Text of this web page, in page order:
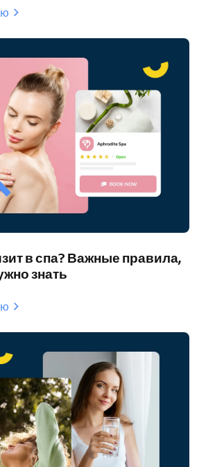
в спа? Важные правила,
знать